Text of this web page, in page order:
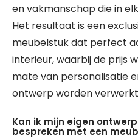
en vakmanschap die in
Het resultaat is een
meubelstuk dat perfect
interieur, waarbij de prijs
mate van personalisatie
ontwerp worden
Kan ik mijn eigen
bespreken met een